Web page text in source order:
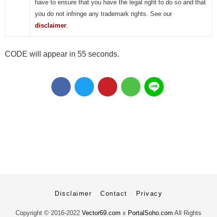
have to ensure that you have the legal right to do so and that
you do not infringe any trademark rights. See our
disclaimer
CODE will appear in 55 seconds.
Disclaimer Contact Privacy
Copyright © 2016-2022 Vector69.com x PortalSoho.com All Rights